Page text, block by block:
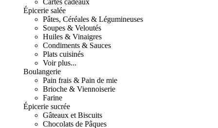
Cartes cadeaux
Épicerie salée
Pâtes, Céréales & Légumineuses
Soupes & Veloutés
Huiles & Vinaigres
Condiments & Sauces
Plats cuisinés
Voir plus...
Boulangerie
Pain frais & Pain de mie
Brioche & Viennoiserie
Farine
Épicerie sucrée
Gâteaux et Biscuits
Chocolats de Pâques